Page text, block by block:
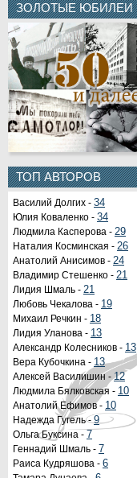
ЗОЛОТЫЕ ЮБИЛЕИ
ТОП АВТОРОВ
Василий Долгих - 34
Юлия Коваленко - 34
Людмила Касперова - 29
Наталия Косминская - 26
Анатолий Анисимов - 24
Владимир Стешенко - 21
Лидия Шмаль - 21
Любовь Чекалова - 19
Михаил Речкин - 18
Лидия Уланова - 13
Александр Колесников - 13
Вера Кубочкина - 13
Алексей Василишин -12
Людмила Бялковская - 10
Анатолий Ефимов - 10
Надежда Гугель -9
Ольга Буксина - 7
Геннадий Шмаль - 7
Раиса Кудряшова - 6